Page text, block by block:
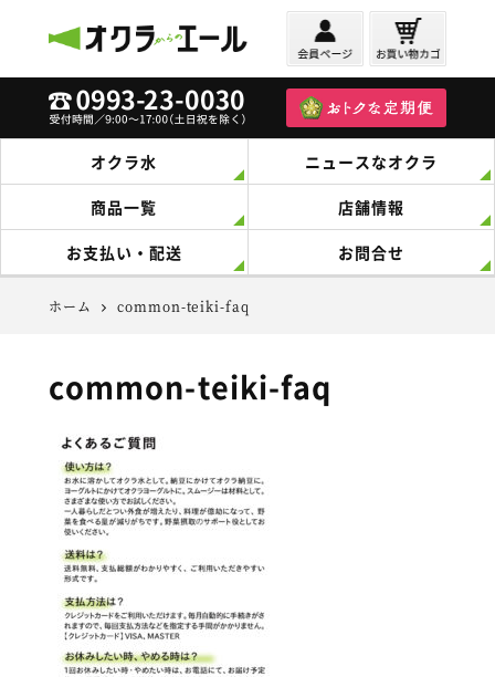
オクラ水 ニュースなオクラ
商品一覧 店舗情報
お支払い・配送 お問合せ
ホーム common-teiki-faq
common-teiki-faq